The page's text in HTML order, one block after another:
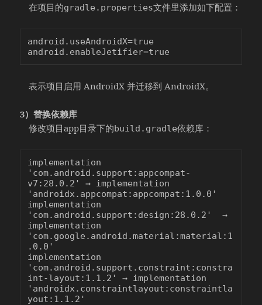
在项目的gradle.properties文件里添加如下配置：
android.useAndroidX=true
表示项目启用 AndroidX 并迁移到 AndroidX。
3）替换依赖库
修改项目app目录下的build.gradle依赖库：
implementation
'com.android.support:appcompat-
v7:28.0.2' → implementation
'androidx.appcompat:appcompat:1.0.0'
implementation
'com.android.support:design:28.0.2'  →
implementation
'com.google.android.material:material:1
.0.0'
implementation
'com.android.support.constraint:constra
int-layout:1.1.2' → implementation
'androidx.constraintlayout:constraintla
yout:1.1.2'